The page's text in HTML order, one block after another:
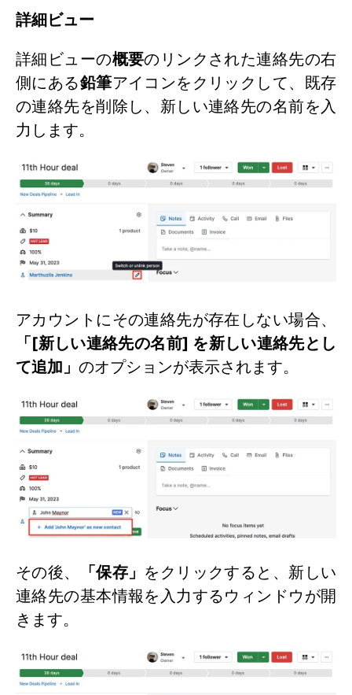
詳細ビュー
詳細ビューの概要のリンクされた連絡先の右
側にある鉛筆アイコンをクリックして、既存
の連絡先を削除し、新しい連絡先の名前を入
力します。
アカウントにその連絡先が存在しない場合、
「[新しい連絡先の名前] を新しい連絡先とし
て追加」 のオプションが表示されます。
その後、 「保存」 をクリックすると、新しい
連絡先の基本情報を入力するウィンドウが開
きます。